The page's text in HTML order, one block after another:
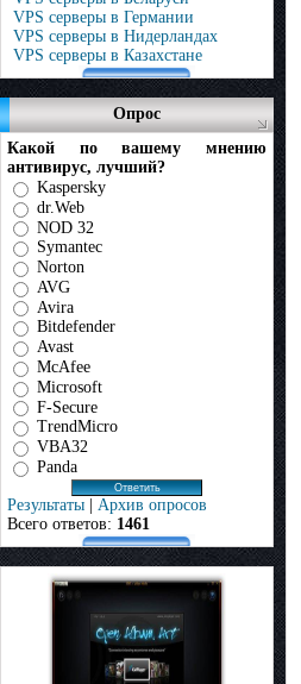
VPS серверы в Германии
VPS серверы в Нидерландах
VPS серверы в Казахстане
Опрос
Какой по вашему мнению
антивирус, лучший?
Kaspersky
dr.Web
NOD 32
Symantec
Norton
AVG
Avira
Bitdefender
Avast
McAfee
Microsoft
F-Secure
TrendMicro
VBA32
Panda
Результаты | Архив опросов
Всего ответов: 1461